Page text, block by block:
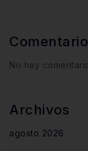
No hay
Archivos
agosto 2026